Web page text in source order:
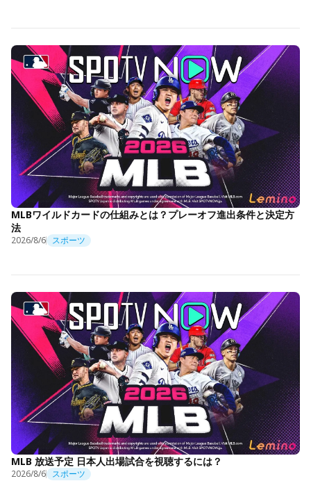
MLBワイルドカードの仕組みとは？プレーオフ進出条件と決定方
法
2026/8/6 スポーツ
MLB 放送予定 日本人出場試合を視聴するには？
2026/8/6 スポーツ